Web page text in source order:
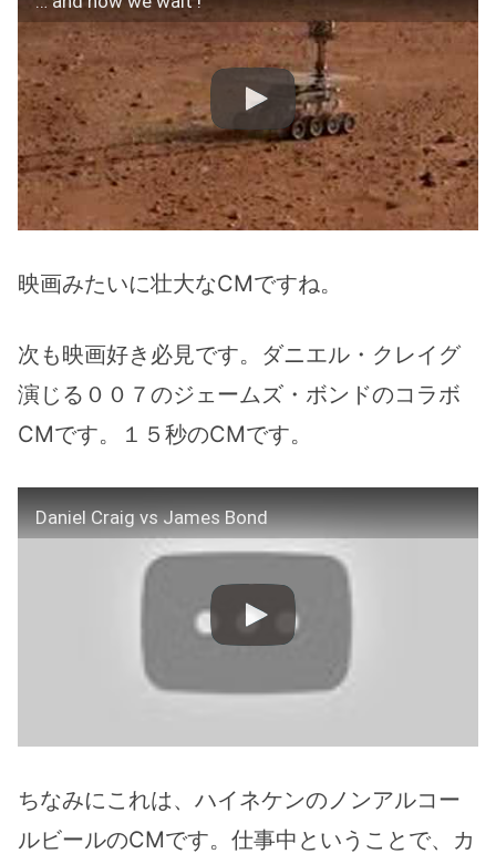
映画みたいに壮大なCMですね。
次も映画好き必見です。ダニエル・クレイグ
演じる００７のジェームズ・ボンドのコラボ
CMです。１５秒のCMです。
Daniel Craig vs James Bond
ちなみにこれは、ハイネケンのノンアルコー
ルビールのCMです。仕事中ということで、カ